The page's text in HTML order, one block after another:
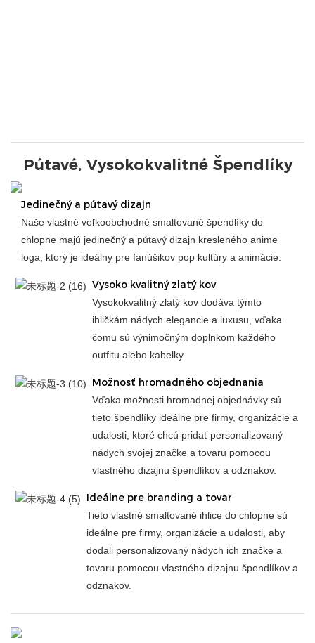
Pútavé, Vysokokvalitné Špendlíky
Jedinečný a pútavý dizajn
Naše vlastné veľkoobchodné smaltované špendlíky do
chlopne majú jedinečný a pútavý dizajn kresleného anime
loga, ktorý je ideálny pre fanúšikov pop kultúry a animácie.
Vysoko kvalitný zlatý kov
Vysokokvalitný zlatý kov dodáva týmto
ihličkám nádych elegancie a luxusu, vďaka
čomu sú výnimočným doplnkom každého
outfitu alebo kabelky.
Možnosť hromadného objednania
Vďaka možnosti hromadnej objednávky sú
tieto špendlíky ideálne pre firmy, organizácie a
udalosti, ktoré chcú pridať personalizovaný
nádych svojej značke a tovaru pomocou
vlastného dizajnu špendlíkov a odznakov.
Ideálne pre branding a tovar
Tieto vlastné smaltované ihlice do chlopne sú
ideálne pre firmy, organizácie a udalosti, aby
dodali personalizovaný nádych ich značke a
tovaru pomocou vlastného dizajnu špendlíkov a
odznakov.